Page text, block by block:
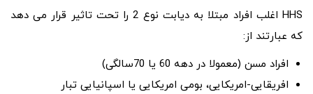
HHS اغلب افراد مبتلا به دیابت نوع 2 را تحت تاثیر قرار می دهد
که عبارتند از:
افراد مسن (معمولا در دهه 60 یا 70سالگی)
افریقایی-امریکایی، بومی امریکایی یا اسپانیایی تبار